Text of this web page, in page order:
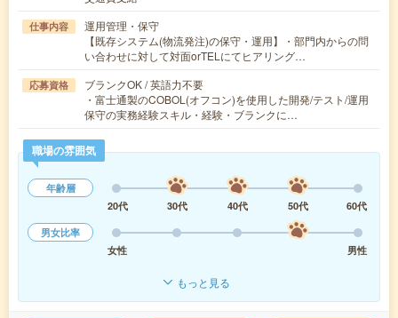
仕事内容
運用管理・保守
【既存システム(物流発注)の保守・運用】・部門内からの問
い合わせに対して対面orTELにてヒアリング…
応募資格
ブランクOK / 英語力不要
・富士通製のCOBOL(オフコン)を使用した開発/テスト/運用
保守の実務経験スキル・経験・ブランクに…
職場の雰囲気
年齢層
20代
30代 40代 50代
60代
男女比率
女性
男性
もっと見る